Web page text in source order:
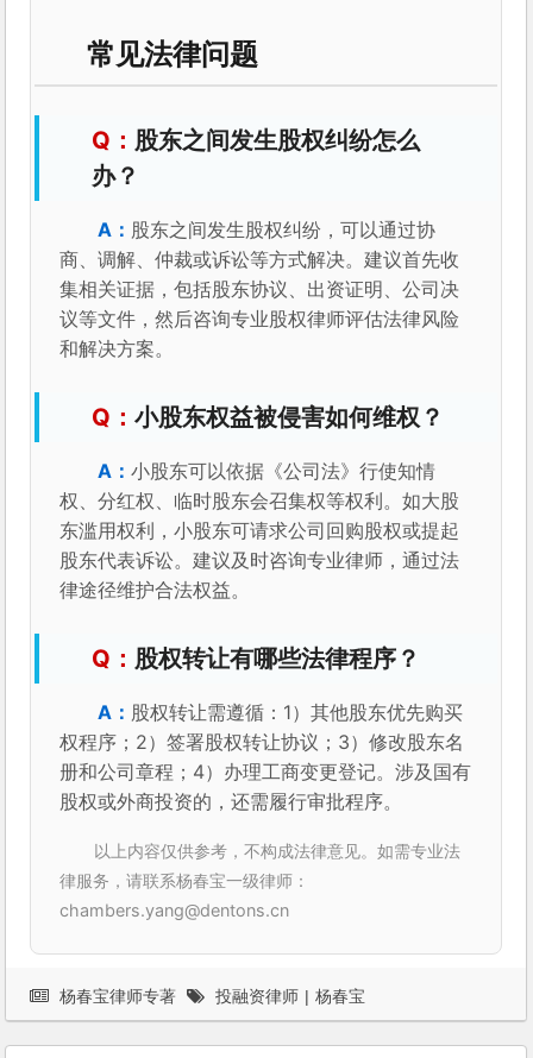
常见法律问题
股东之间发生股权纠纷怎么
办？
股东之间发生股权纠纷，可以通过协
商、调解、仲裁或诉讼等方式解决。建议首先收
集相关证据，包括股东协议、出资证明、公司决
议等文件，然后咨询专业股权律师评估法律风险
和解决方案。
小股东权益被侵害如何维权？
小股东可以依据《公司法》行使知情
权、分红权、临时股东会召集权等权利。如大股
东滥用权利，小股东可请求公司回购股权或提起
股东代表诉讼。建议及时咨询专业律师，通过法
律途径维护合法权益。
股权转让有哪些法律程序？
股权转让需遵循：1）其他股东优先购买
权程序；2）签署股权转让协议；3）修改股东名
册和公司章程；4）办理工商变更登记。涉及国有
股权或外商投资的，还需履行审批程序。
以上内容仅供参考，不构成法律意见。如需专业法
律服务，请联系杨春宝一级律师：
chambers.yang@dentons.cn
杨春宝律师专著 投融资律师 | 杨春宝